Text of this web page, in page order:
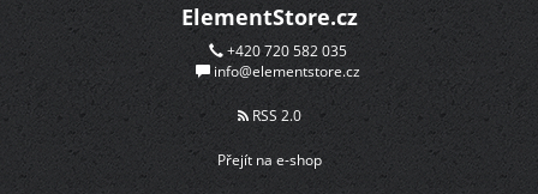
ElementStore.cz
+420 720 582 035
info@elementstore.cz
RSS 2.0
Přejít na e-shop